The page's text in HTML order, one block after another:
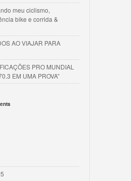
meu ciclismo,
bike e corrida &
AO VIAJAR PARA
PRO MUNDIAL
EM UMA PROVA”